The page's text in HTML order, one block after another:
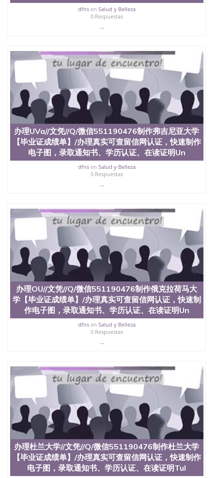
dfnsen Salud y Belleza
0 Respuestas
...
办理UVa//文凭//Q/微信551190476制作弗吉尼亚大学
【毕业证成绩单】/办理真实可查留信网认证，快速制作
电子图，录取通知书、学历认证、在读证明Un
dfnsen Salud y Belleza
0 Respuestas
...
办理OU//文凭//Q/微信551190476制作俄克拉荷马大
学【毕业证成绩单】/办理真实可查留信网认证，快速制
作电子图，录取通知书、学历认证、在读证明Un
dfnsen Salud y Belleza
0 Respuestas
...
办理杜兰大学//文凭//Q/微信551190476制作杜兰大学
【毕业证成绩单】/办理真实可查留信网认证，快速制作
电子图，录取通知书、学历认证、在读证明Tul